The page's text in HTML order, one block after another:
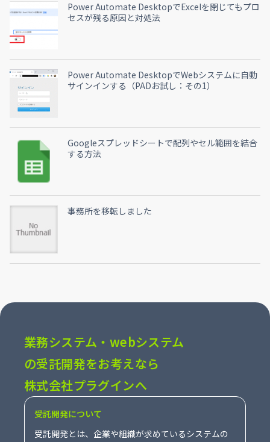
Power Automate DesktopでExcelを閉じてもプロ
セスが残る原因と対処法
Power Automate DesktopでWebシステムに自動
サインインする（PADお試し：その1）
Googleスプレッドシートで配列やセル範囲を結合
する方法
事務所を移転しました
業務システム・webシステム
の受託開発をお考えなら
株式会社プラグインへ
受託開発について
受託開発とは、企業や組織が求めているシステムの